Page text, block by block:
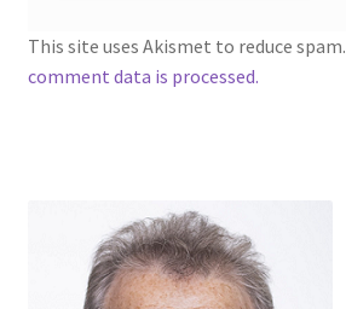
This site uses Akismet to reduce spam.
comment data is processed.